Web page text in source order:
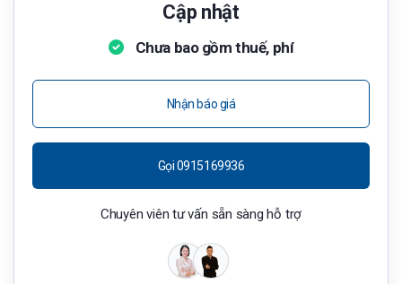
Cập nhật
Chưa bao gồm thuế, phí
Nhận báo giá
Gọi 0915169936
Chuyên viên tư vấn sẵn sàng hỗ trợ